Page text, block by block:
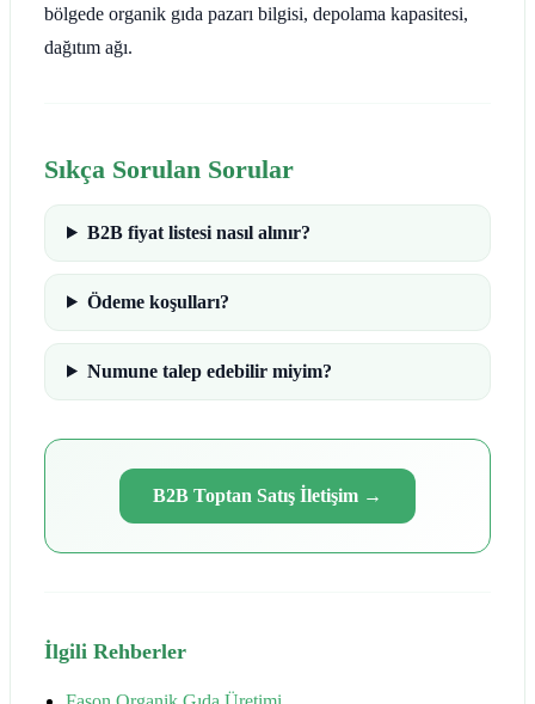
bölgede organik gıda pazarı bilgisi, depolama kapasitesi,
dağıtım ağı.
Sıkça Sorulan Sorular
B2B fiyat listesi nasıl alınır?
Ödeme koşulları?
Numune talep edebilir miyim?
B2B Toptan Satış İletişim →
İlgili Rehberler